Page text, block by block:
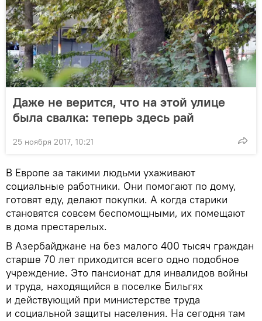
Даже не верится, что на этой улице
была свалка: теперь здесь рай
25 ноября 2017, 10:21
В Европе за такими людьми ухаживают
социальные работники. Они помогают по дому,
готовят еду, делают покупки. А когда старики
становятся совсем беспомощными, их помещают
в дома престарелых.
В Азербайджане на без малого 400 тысяч граждан
старше 70 лет приходится всего одно подобное
учреждение. Это пансионат для инвалидов войны
и труда, находящийся в поселке Бильгях
и действующий при министерстве труда
и социальной защиты населения. На сегодня там